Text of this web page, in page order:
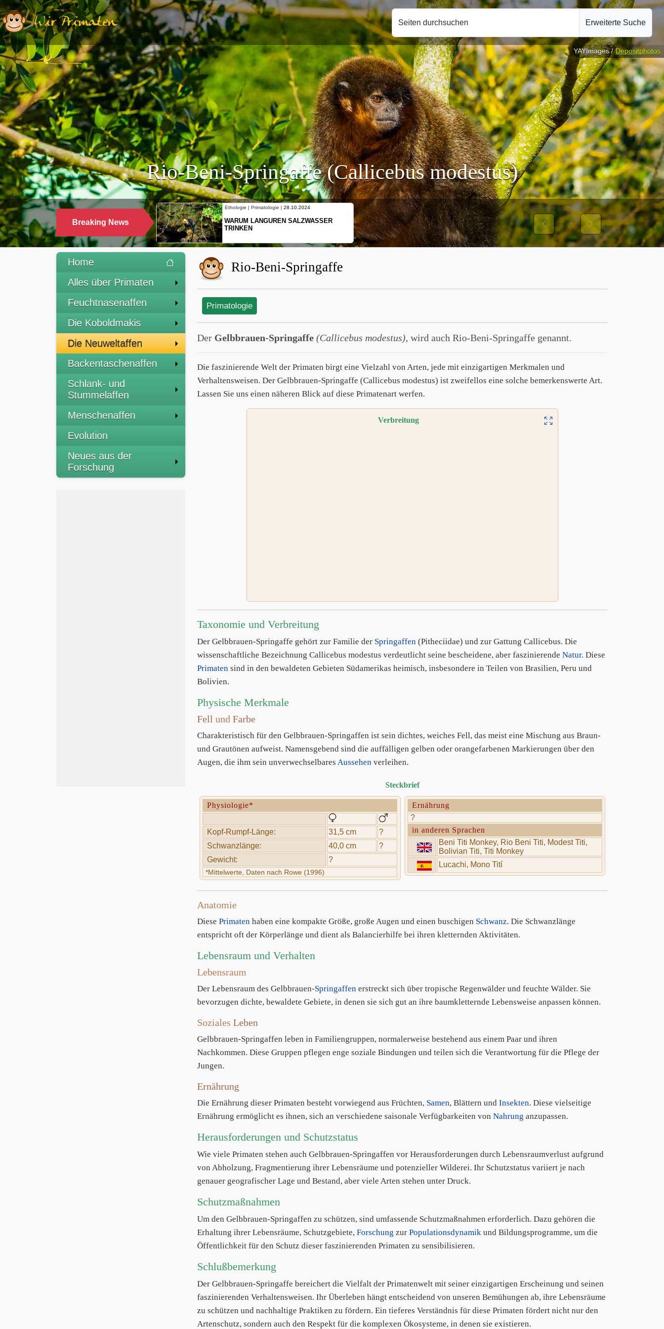
Wir Primaten Seiten durchsuchen Erweiterte Suche
Rio-Beni-Springaffe (Callicebus modestus)
Breaking News
Ethologie | Primatologie | 10.10.2024
NEUES VON WEIBLICHEN
SCHOPFGIBBONS UND IHRER
Previous Next
YAYImages / Depositphotos
Home
Alles über Primaten
Feuchtnasenaffen
Die Koboldmakis
Die Neuweltaffen
Backentaschenaffen
Schlank- und
Stummelaffen
Menschenaffen
Evolution
Neues aus der
Forschung
Rio-Beni-Springaffe
Primatologie
Der Gelbbrauen-Springaffe (Callicebus modestus), wird auch Rio-Beni-Springaffe genannt.
Die faszinierende Welt der Primaten birgt eine Vielzahl von Arten, jede mit einzigartigen Merkmalen und
Verhaltensweisen. Der Gelbbrauen-Springaffe (Callicebus modestus) ist zweifellos eine solche bemerkenswerte Art.
Lassen Sie uns einen näheren Blick auf diese Primatenart werfen.
Verbreitung
Taxonomie und Verbreitung
Der Gelbbrauen-Springaffe gehört zur Familie der Springaffen (Pitheciidae) und zur Gattung Callicebus. Die
wissenschaftliche Bezeichnung Callicebus modestus verdeutlicht seine bescheidene, aber faszinierende Natur. Diese
Primaten sind in den bewaldeten Gebieten Südamerikas heimisch, insbesondere in Teilen von Brasilien, Peru und
Bolivien.
Physische Merkmale
Fell und Farbe
Charakteristisch für den Gelbbrauen-Springaffen ist sein dichtes, weiches Fell, das meist eine Mischung aus Braun-
und Grautönen aufweist. Namensgebend sind die auffälligen gelben oder orangefarbenen Markierungen über den
Augen, die ihm sein unverwechselbares Aussehen verleihen.
Steckbrief
Physiologie*
Kopf-Rumpf-Länge: 31,5 cm
?
Schwanzlänge:
40,0 cm
?
Gewicht:
?
*Mittelwerte, Daten nach Rowe (1996)
Ernährung
?
in anderen Sprachen
Beni Titi Monkey, Rio Beni Titi, Modest Titi,
Bolivian Titi, Titi Monkey
Lucachi, Mono Tití
Anatomie
Diese Primaten haben eine kompakte Größe, große Augen und einen buschigen Schwanz. Die Schwanzlänge
entspricht oft der Körperlänge und dient als Balancierhilfe bei ihren kletternden Aktivitäten.
Lebensraum und Verhalten
Lebensraum
Der Lebensraum des Gelbbrauen-Springaffen erstreckt sich über tropische Regenwälder und feuchte Wälder. Sie
bevorzugen dichte, bewaldete Gebiete, in denen sie sich gut an ihre baumkletternde Lebensweise anpassen können.
Soziales Leben
Gelbbrauen-Springaffen leben in Familiengruppen, normalerweise bestehend aus einem Paar und ihren
Nachkommen. Diese Gruppen pflegen enge soziale Bindungen und teilen sich die Verantwortung für die Pflege der
Jungen.
Ernährung
Die Ernährung dieser Primaten besteht vorwiegend aus Früchten, Samen, Blättern und Insekten. Diese vielseitige
Ernährung ermöglicht es ihnen, sich an verschiedene saisonale Verfügbarkeiten von Nahrung anzupassen.
Herausforderungen und Schutzstatus
Wie viele Primaten stehen auch Gelbbrauen-Springaffen vor Herausforderungen durch Lebensraumverlust aufgrund
von Abholzung, Fragmentierung ihrer Lebensräume und potenzieller Wilderei. Ihr Schutzstatus variiert je nach
genauer geografischer Lage und Bestand, aber viele Arten stehen unter Druck.
Schutzmaßnahmen
Um den Gelbbrauen-Springaffen zu schützen, sind umfassende Schutzmaßnahmen erforderlich. Dazu gehören die
Erhaltung ihrer Lebensräume, Schutzgebiete, Forschung zur Populationsdynamik und Bildungsprogramme, um die
Öffentlichkeit für den Schutz dieser faszinierenden Primaten zu sensibilisieren.
Schlußbemerkung
Der Gelbbrauen-Springaffe bereichert die Vielfalt der Primatenwelt mit seiner einzigartigen Erscheinung und seinen
faszinierenden Verhaltensweisen. Ihr Überleben hängt entscheidend von unseren Bemühungen ab, ihre Lebensräume
zu schützen und nachhaltige Praktiken zu fördern. Ein tieferes Verständnis für diese Primaten fördert nicht nur den
Artenschutz, sondern auch den Respekt für die komplexen Ökosysteme, in denen sie existieren.